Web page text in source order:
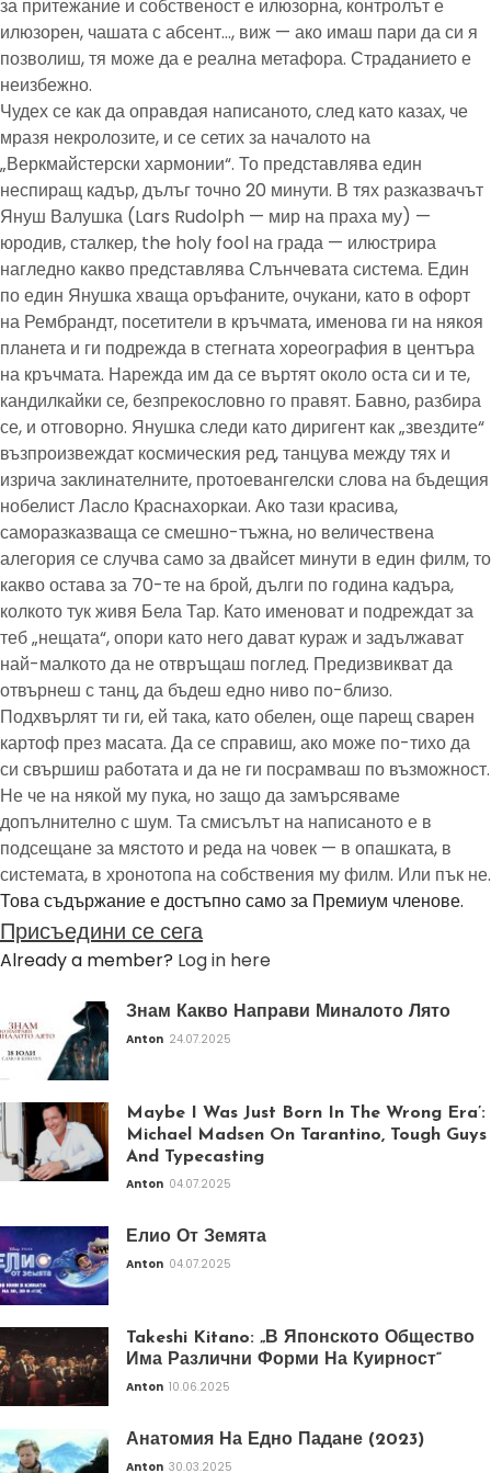
за притежание и собственост е илюзорна, контролът е
илюзорен, чашата с абсент…, виж — ако имаш пари да си я
позволиш, тя може да е реална метафора. Страданието е
неизбежно.
Чудех се как да оправдая написаното, след като казах, че
мразя некролозите, и се сетих за началото на
„Веркмайстерски хармонии“. То представлява един
неспиращ кадър, дълъг точно 20 минути. В тях разказвачът
Януш Валушка (Lars Rudolph — мир на праха му) —
юродив, сталкер, the holy fool на града — илюстрира
нагледно какво представлява Слънчевата система. Един
по един Янушка хваща оръфаните, очукани, като в офорт
на Рембрандт, посетители в кръчмата, именова ги на някоя
планета и ги подрежда в стегната хореография в центъра
на кръчмата. Нарежда им да се въртят около оста си и те,
кандилкайки се, безпрекословно го правят. Бавно, разбира
се, и отговорно. Янушка следи като диригент как „звездите“
възпроизвеждат космическия ред, танцува между тях и
изрича заклинателните, протоевангелски слова на бъдещия
нобелист Ласло Краснахоркаи. Ако тази красива,
саморазказваща се смешно-тъжна, но величествена
алегория се случва само за двайсет минути в един филм, то
какво остава за 70-те на брой, дълги по година кадъра,
колкото тук живя Бела Тар. Като именоват и подреждат за
теб „нещата“, опори като него дават кураж и задължават
най-малкото да не отвръщаш поглед. Предизвикват да
отвърнеш с танц, да бъдеш едно ниво по-близо.
Подхвърлят ти ги, ей така, като обелен, още парещ сварен
картоф през масата. Да се справиш, ако може по-тихо да
си свършиш работата и да не ги посрамваш по възможност.
Не че на някой му пука, но защо да замърсяваме
допълнително с шум. Та смисълът на написаното е в
подсещане за мястото и реда на човек — в опашката, в
системата, в хронотопа на собствения му филм. Или пък не.
Това съдържание е достъпно само за Премиум членове.
Присъедини се сега
Already a member? Log in here
Знам Какво Направи Миналото Лято
Anton 24.07.2025
Maybe I Was Just Born In The Wrong Era’:
Michael Madsen On Tarantino, Tough Guys
And Typecasting
Anton 04.07.2025
Елио От Земята
Anton 04.07.2025
Takeshi Kitano: „В Японското Общество
Има Различни Форми На Куирност“
Anton 10.06.2025
Анатомия На Едно Падане (2023)
Anton 30.03.2025